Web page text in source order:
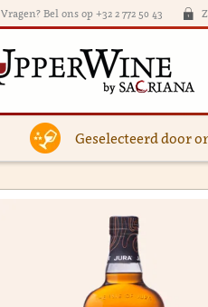
Vragen? Bel ons op +32 2 772 50 43
Geselecteerd door